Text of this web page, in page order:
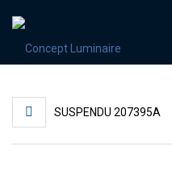
SUSPENDU 207395A